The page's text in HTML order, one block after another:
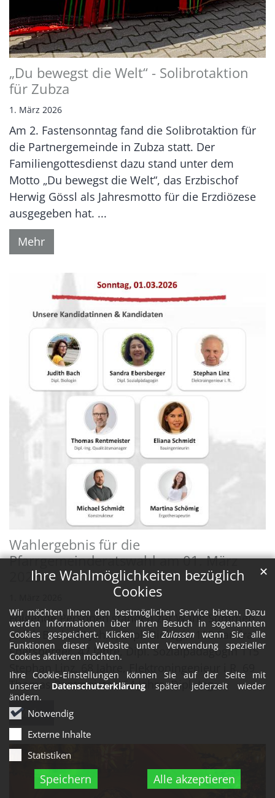
Ihre Wahlmöglichkeiten bezüglich
Cookies
Wir möchten Ihnen den bestmöglichen Service bieten. Dazu
werden Informationen über Ihren Besuch in sogenannten
Cookies gespeichert. Klicken SieZulassen wenn Sie alle
Funktionen dieser Website unter Verwendung spezieller
Cookies aktiveren möchten.
Ihre Cookie-Einstellungen können Sie auf der Seite mit
unserer Datenschutzerklärung später jederzeit wieder
ändern.
Notwendig
Externe Inhalte
Statistiken
Speichern Alle akzeptieren
✕
„Du bewegst die Welt“ - Solibrotaktion
für Zubza
1. März 2026
Am 2. Fastensonntag fand die Solibrotaktion für
die Partnergemeinde in Zubza statt. Der
Familiengottesdienst dazu stand unter dem
Motto „Du bewegst die Welt“, das Erzbischof
Herwig Gössl als Jahresmotto für die Erzdiözese
ausgegeben hat. ...
Mehr
Wahlergebnis für die
Pfarrgemeinderatswahl am 01. März
2026
Folgende Personen standen zur Wahl: Stimmen
Judith Bach, 44 Jahre, Dipl. Biologin 115 Sandra
Ebersberger, 47 Jahre, Dipl. Sozialpädagogin 115
Stephan Linz, 68 Jahre, Elektroningenieur i.R. 69
Thomas Rentmeister, 64 Jahre, Dipl. Ing. ...
Mehr